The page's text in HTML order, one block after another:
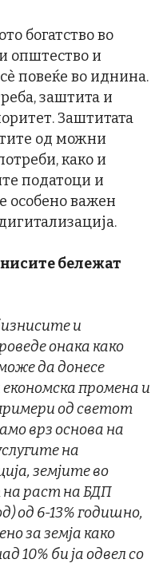
богатство во
општество и
повеќе во иднина.
заштита и
Заштитата
од можни
како и
податоци и
особено важен
бележат
и
онака како
да донесе
промена и
од светот
врз основа на
на
земјите во
раст на БДП
од 6-13% годишно,
за земја како
10% би ја одвел со